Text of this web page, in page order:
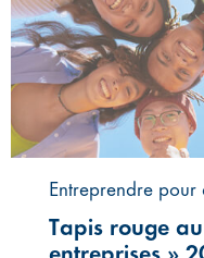
Entreprendre pour
Tapis rouge